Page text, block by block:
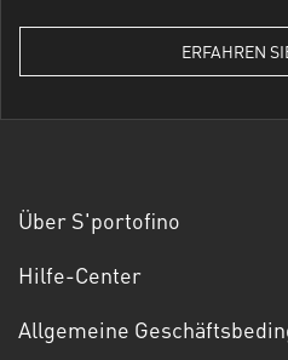
ERFAHREN
Über S'portofino
Hilfe-Center
Allgemeine